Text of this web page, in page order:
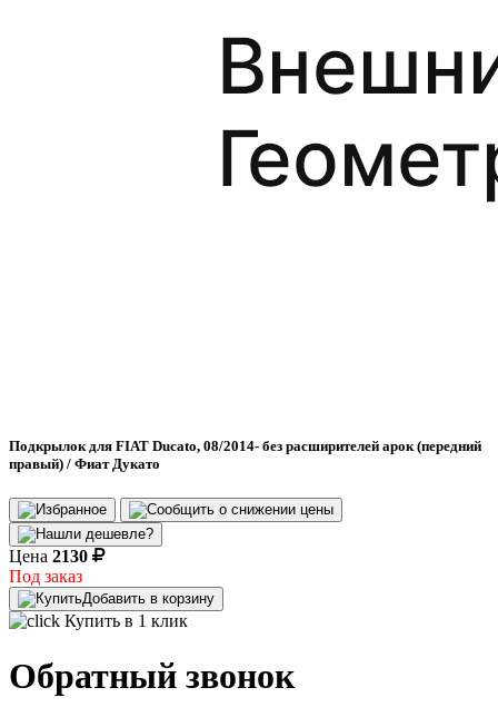
Подкрылок для FIAT Ducato, 08/2014- без расширителей арок (передний
правый) / Фиат Дукато
Цена 2130
Под заказ
Добавить в корзину
Купить в 1 клик
Обратный звонок